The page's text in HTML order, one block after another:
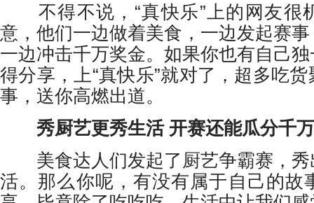
不得不说，“真快乐”上的网友很
意，他们一边做着美食，一边发起赛
一边冲击千万奖金。如果你也有自己
得分享，上“真快乐”就对了，超多吃
事，送你高燃出道。
秀厨艺更秀生活 开赛还能瓜分千
美食达人们发起了厨艺争霸赛，秀
活。那么你呢，有没有属于自己的故